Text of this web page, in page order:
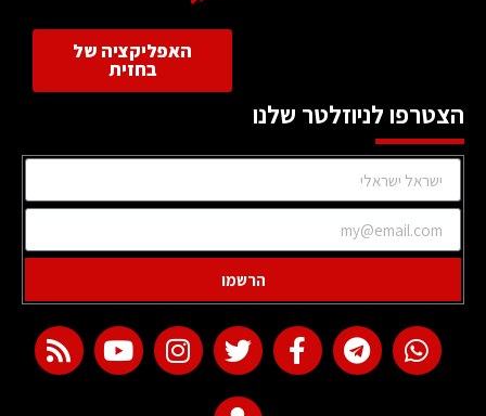
האפליקציה של
בחזית
הצטרפו לניוזלטר שלנו
הרשמו